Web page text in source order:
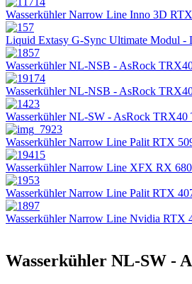
Wasserkühler Narrow Line Inno 3D
Liquid Extasy G-Sync Ultimate Modul -
Wasserkühler NL-NSB - AsRock
Wasserkühler NL-NSB - AsRock
Wasserkühler NL-SW - AsRock TRX40
Wasserkühler Narrow Line Palit RTX
Wasserkühler Narrow Line XFX RX
Wasserkühler Narrow Line Palit RTX
Wasserkühler Narrow Line Nvidia RTX
Wasserkühler NL-SW -